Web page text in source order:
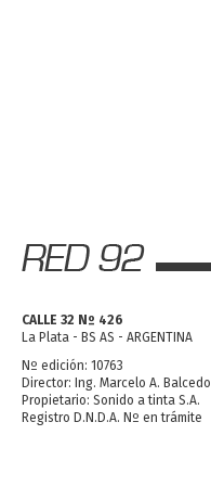
CALLE 32 Nº 426
La Plata - BS AS - ARGENTINA
Nº edición: 10763
Director: Ing. Marcelo A. Balcedo
Propietario: Sonido a tinta S.A.
Registro D.N.D.A. Nº en trámite